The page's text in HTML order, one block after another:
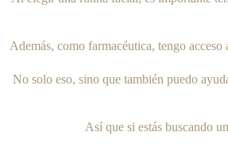
Además, como farmacéutica, tengo
No solo eso, sino que también puedo
Así que si estás buscando